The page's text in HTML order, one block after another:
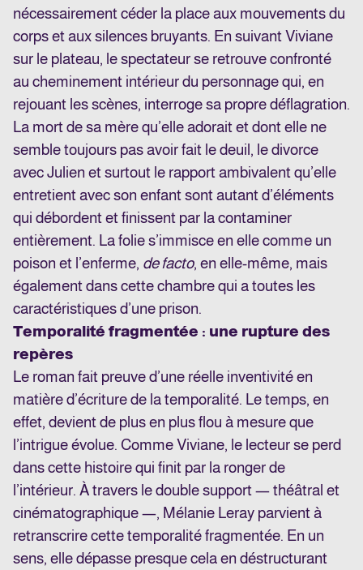
nécessairement céder la place aux mouvements du
corps et aux silences bruyants. En suivant Viviane
sur le plateau, le spectateur se retrouve confronté
au cheminement intérieur du personnage qui, en
rejouant les scènes, interroge sa propre déflagration.
La mort de sa mère qu’elle adorait et dont elle ne
semble toujours pas avoir fait le deuil, le divorce
avec Julien et surtout le rapport ambivalent qu’elle
entretient avec son enfant sont autant d’éléments
qui débordent et finissent par la contaminer
entièrement. La folie s’immisce en elle comme un
poison et l’enferme, de facto, en elle-même, mais
également dans cette chambre qui a toutes les
caractéristiques d’une prison.
Temporalité fragmentée : une rupture des
repères
Le roman fait preuve d’une réelle inventivité en
matière d’écriture de la temporalité. Le temps, en
effet, devient de plus en plus flou à mesure que
l’intrigue évolue. Comme Viviane, le lecteur se perd
dans cette histoire qui finit par la ronger de
l’intérieur. À travers le double support — théâtral et
cinématographique —, Mélanie Leray parvient à
retranscrire cette temporalité fragmentée. En un
sens, elle dépasse presque cela en déstructurant